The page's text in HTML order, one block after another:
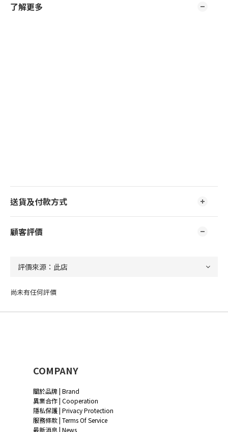
了解更多
送貨及付款方式
顧客評價
尚未有任何評價
COMPANY
關於品牌 | Brand
異業合作 | Cooperation
隱私保護 | Privacy Protection
服務條款 | Terms Of Service
最新消息 | News